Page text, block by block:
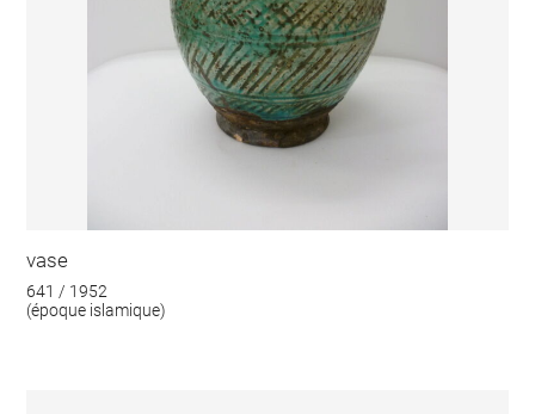
vase
641 / 1952
(époque islamique)